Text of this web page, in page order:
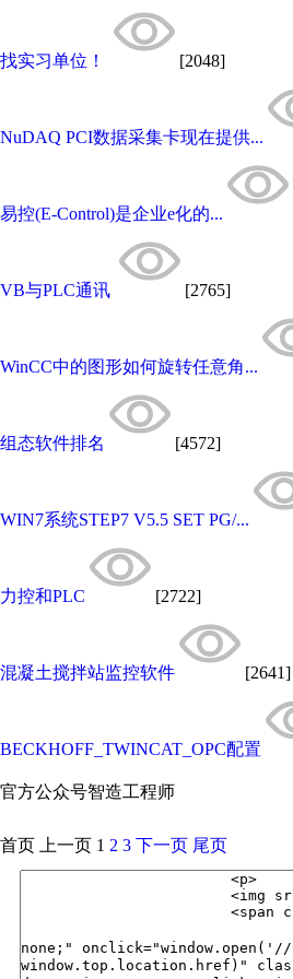
找实习单位！ [2048]
NuDAQ PCI数据采集卡现在提供...
易控(E-Control)是企业e化的...
VB与PLC通讯 [2765]
WinCC中的图形如何旋转任意角...
组态软件排名 [4572]
WIN7系统STEP7 V5.5 SET PG/...
力控和PLC [2722]
混凝土搅拌站监控软件 [2641]
BECKHOFF_TWINCAT_OPC配置
官方公众号智造工程师
首页 上一页 1 2 3 下一页 尾页